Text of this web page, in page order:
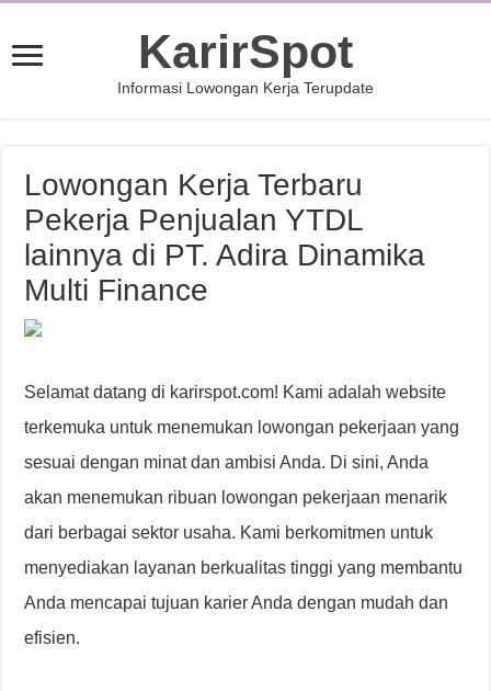
KarirSpot
Informasi Lowongan Kerja Terupdate
Lowongan Kerja Terbaru
Pekerja Penjualan YTDL
lainnya di PT. Adira Dinamika
Multi Finance
Selamat datang di karirspot.com! Kami adalah website
terkemuka untuk menemukan lowongan pekerjaan yang
sesuai dengan minat dan ambisi Anda. Di sini, Anda
akan menemukan ribuan lowongan pekerjaan menarik
dari berbagai sektor usaha. Kami berkomitmen untuk
menyediakan layanan berkualitas tinggi yang membantu
Anda mencapai tujuan karier Anda dengan mudah dan
efisien.